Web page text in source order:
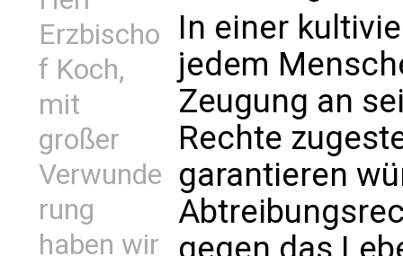
Erzbischo
f Koch,
mit
großer
Verwunde
rung
haben wir
In einer
jedem
Zeugung an
Rechte
garantieren